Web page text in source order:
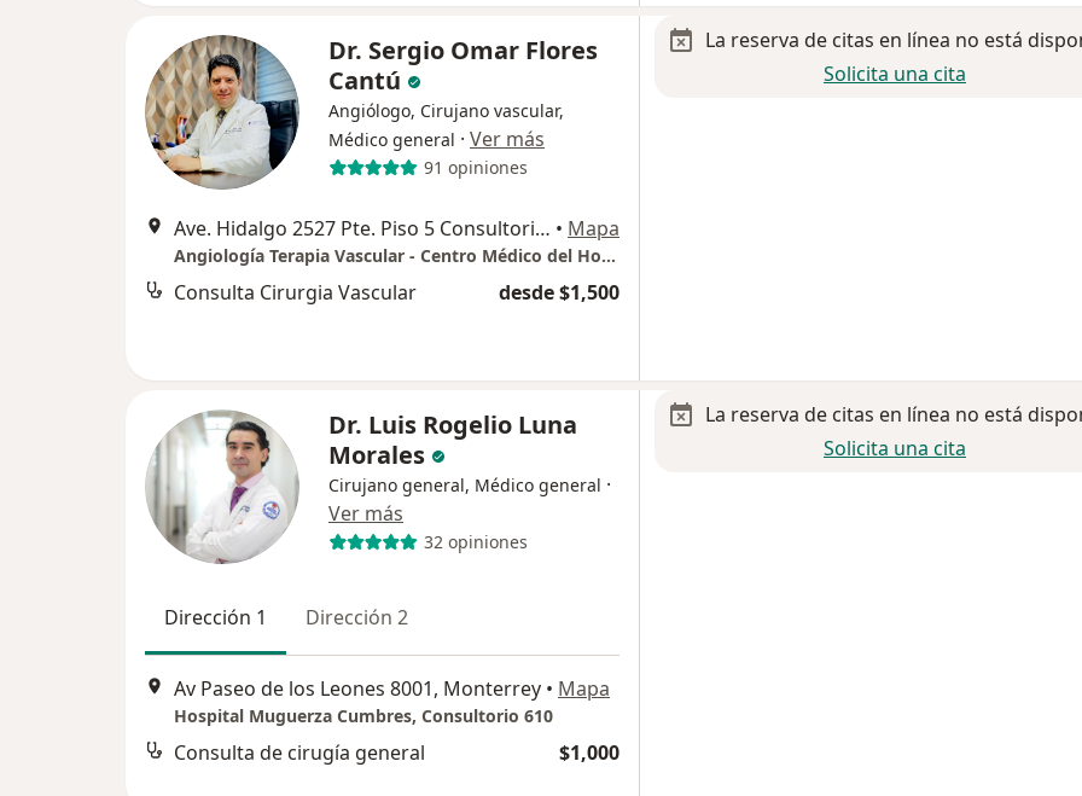
Dr. Sergio Omar Flores
Cantú
Angiólogo, Cirujano vascular,
Médico general · Ver más
91 opiniones
Ave. Hidalgo 2527 Pte. Piso 5 Consultorio 503. Colonia Obispado, Monterrey • Mapa
Angiología Terapia Vascular - Centro Médico del Hospital Christus Muguerza Alta Especialidad
Consulta Cirurgia Vascular desde $1,500
La reserva de citas en línea no está
Solicita una cita
Dr. Luis Rogelio Luna
Morales
Cirujano general, Médico general ·
Ver más
32 opiniones
Dirección 1 Dirección 2
Av Paseo de los Leones 8001, Monterrey • Mapa
Hospital Muguerza Cumbres, Consultorio 610
Consulta de cirugía general $1,000
La reserva de citas en línea no está
Solicita una cita